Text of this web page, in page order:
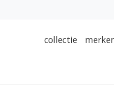
collectie